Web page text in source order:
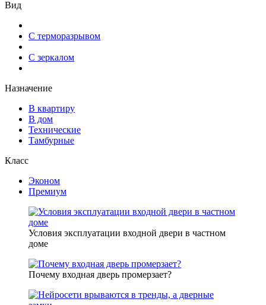
Вид
С терморазрывом
С зеркалом
Назначение
В квартиру
В дом
Технические
Тамбурные
Класс
Эконом
Премиум
Условия эксплуатации входной двери в частном
доме
Почему входная дверь промерзает?